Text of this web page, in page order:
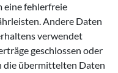
eine fehlerfreie
Andere Daten
verwendet
geschlossen oder
die übermittelten Daten